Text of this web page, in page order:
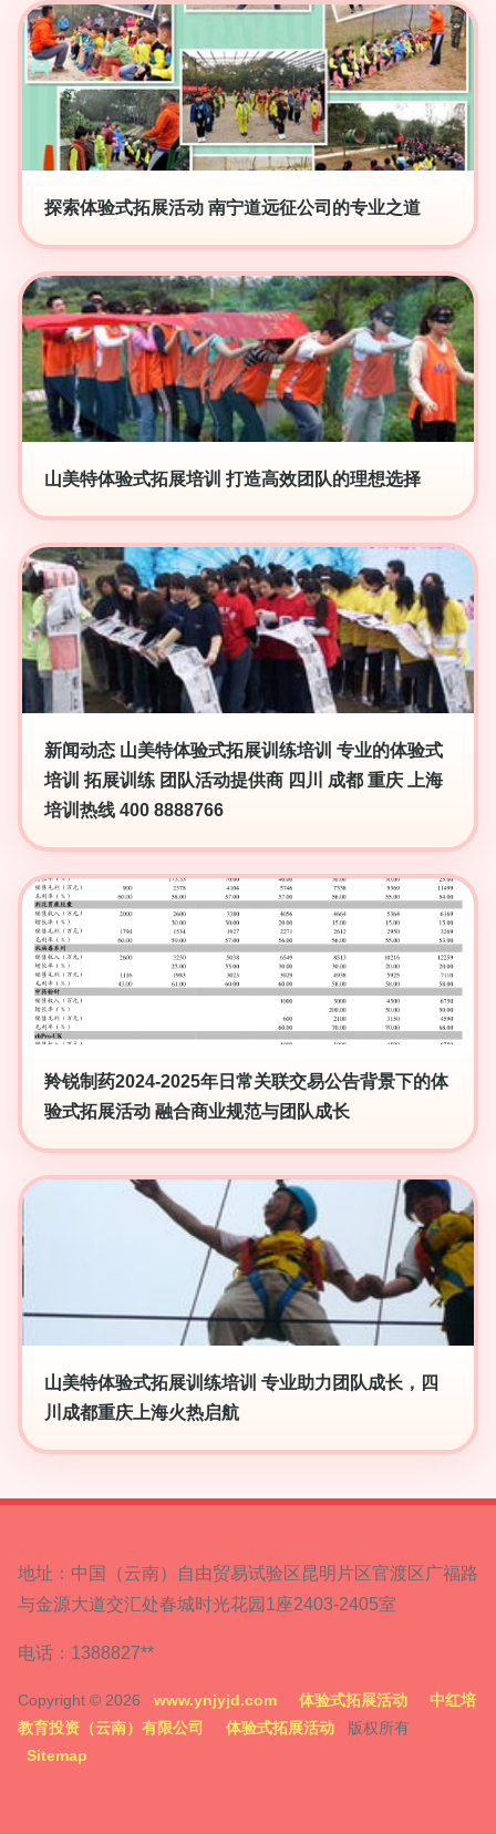
探索体验式拓展活动 南宁道远征公司的专业之道
山美特体验式拓展培训 打造高效团队的理想选择
新闻动态 山美特体验式拓展训练培训 专业的体验式
培训 拓展训练 团队活动提供商 四川 成都 重庆 上海
培训热线 400 8888766
羚锐制药2024-2025年日常关联交易公告背景下的体
验式拓展活动 融合商业规范与团队成长
山美特体验式拓展训练培训 专业助力团队成长，四
川成都重庆上海火热启航
地址：中国（云南）自由贸易试验区昆明片区官渡区广福路
与金源大道交汇处春城时光花园1座2403-2405室
电话：1388827**
Copyright © 2026 www.ynjyjd.com 体验式拓展活动
中红培
教育投资（云南）有限公司
体验式拓展活动
版权所有
Sitemap